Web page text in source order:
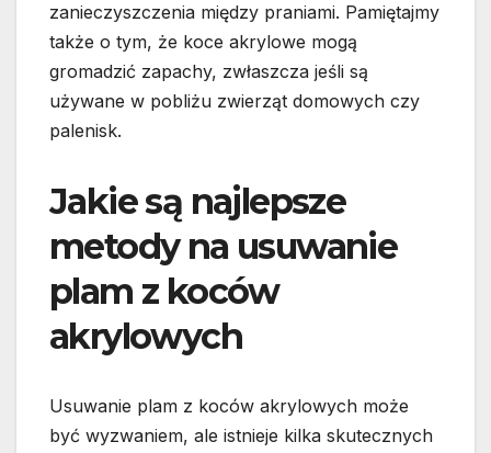
zanieczyszczenia między praniami. Pamiętajmy
także o tym, że koce akrylowe mogą
gromadzić zapachy, zwłaszcza jeśli są
używane w pobliżu zwierząt domowych czy
palenisk.
Jakie są najlepsze
metody na usuwanie
plam z koców
akrylowych
Usuwanie plam z koców akrylowych może
być wyzwaniem, ale istnieje kilka skutecznych